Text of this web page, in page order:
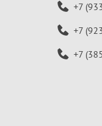
+7
+7
+7